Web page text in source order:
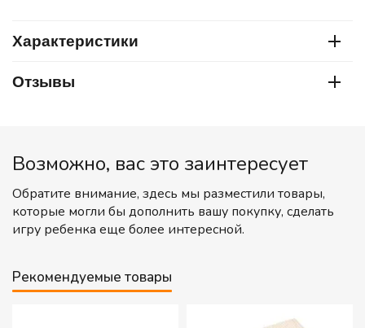
Характеристики
Отзывы
Возможно, вас это заинтересует
Обратите внимание, здесь мы разместили товары,
которые могли бы дополнить вашу покупку, сделать
игру ребенка еще более интересной.
Рекомендуемые товары